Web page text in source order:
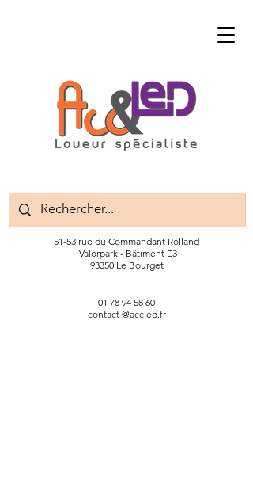
51-53 rue du Commandant Rolland
Valorpark - Bâtiment E3
93350 Le Bourget
01 78 94 58 60
contact @accled.fr